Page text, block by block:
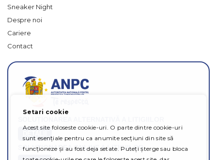
Sneaker Night
Despre noi
Cariere
Contact
SOLUȚIONAREA ONLINE A LITIGIILOR
Setari cookie
Acest site foloseste cookie-uri. O parte dintre cookie-uri
sunt esențiale pentru ca anumite secțiuni din site să
funcționeze și au fost deja setate. Puteți șterge sau bloca